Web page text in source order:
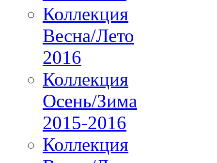
Коллекция
Весна/Лето
2016
Коллекция
Осень/Зима
2015-2016
Коллекция